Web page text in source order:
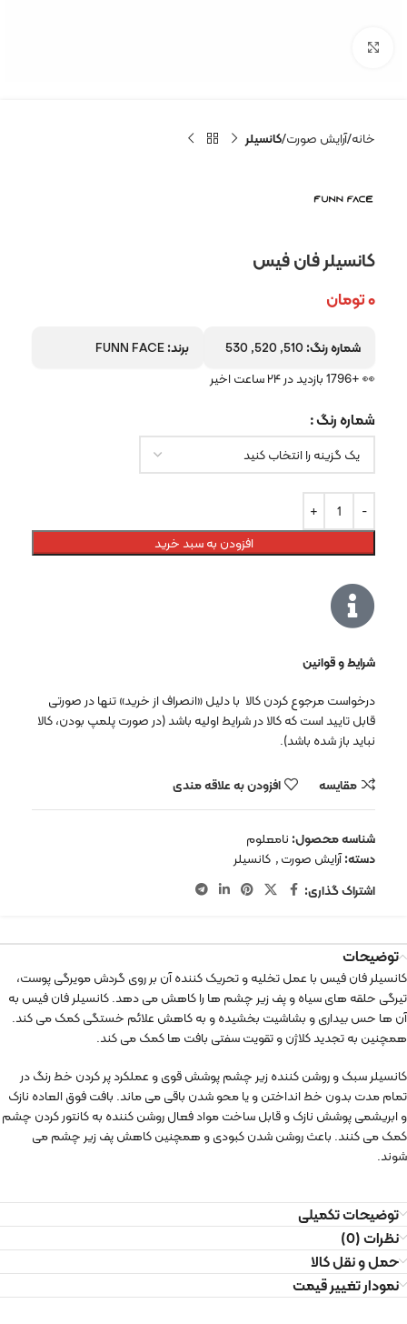
خانه آرایش صورت کانسیلر
کانسیلر فان فیس
۰تومان
شماره رنگ: برند:
👀 +1796 بازدید در ۲۴ ساعت اخیر
شماره رنگ
افزودن به سبد خرید
شرایط و قوانین
درخواست مرجوع کردن کالا با دلیل «انصراف از خرید» تنها در صورتی
قابل تایید است که کالا در شرایط اولیه باشد (در صورت پلمپ بودن، کالا
نباید باز شده باشد).
مقایسه افزودن به علاقه مندی
شناسه محصول: نامعلوم
دسته:آرایش صورت, کانسیلر
اشتراک گذاری:
توضیحات
کانسیلر فان فیس با عمل تخلیه و تحریک کننده آن بر روی گردش مویرگی پوست،
تیرگی حلقه های سیاه و پف زیر چشم ها را کاهش می دهد. کانسیلر فان فیس به
آن ها حس بیداری و بشاشیت بخشیده و به کاهش علائم خستگی کمک می کند.
همچنین به تجدید کلاژن و تقویت سفتی بافت ها کمک می کند.
کانسیلر سبک و روشن کننده زیر چشم پوشش قوی و عملکرد پر کردن خط رنگ در
تمام مدت بدون خط انداختن و یا محو شدن باقی می ماند. بافت فوق العاده نازک
و ابریشمی پوشش نازک و قابل ساخت مواد فعال روشن کننده به کانتور کردن چشم
کمک می کنند. باعث روشن شدن کبودی و همچنین کاهش پف زیر چشم می
شوند.
توضیحات تکمیلی
نظرات (0)
حمل و نقل کالا
نمودار تغییر قیمت